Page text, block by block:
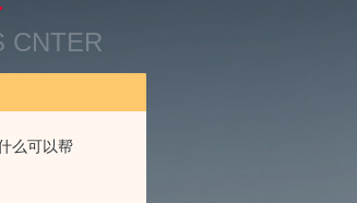
么可以帮
CNTER